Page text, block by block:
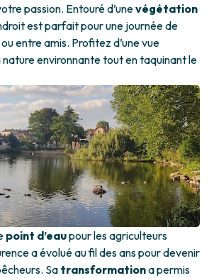
passion. Entouré d’unevégétation
est parfait pour une journée de
entre amis. Profitez d’une vue
nature environnante tout en taquinant le
point d’eaupour les agriculteurs
a évolué au fil des ans pour devenir
Sa transformationa permis